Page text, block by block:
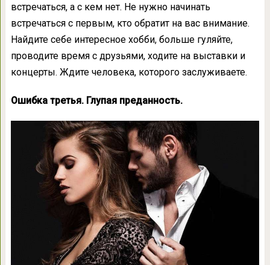
встречаться, а с кем нет. Не нужно начинать
встречаться с первым, кто обратит на вас внимание.
Найдите себе интересное хобби, больше гуляйте,
проводите время с друзьями, ходите на выставки и
концерты. Ждите человека, которого заслуживаете.
Ошибка третья. Глупая преданность.